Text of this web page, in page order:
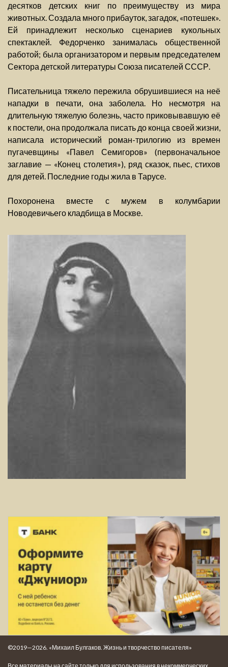
десятков детских книг по преимуществу из мира
животных. Создала много прибауток, загадок, «потешек».
Ей принадлежит несколько сценариев кукольных
спектаклей. Федорченко занималась общественной
работой; была организатором и первым председателем
Сектора детской литературы Союза писателей СССР.
Писательница тяжело пережила обрушившиеся на неё
нападки в печати, она заболела. Но несмотря на
длительную тяжелую болезнь, часто приковывавшую её
к постели, она продолжала писать до конца своей жизни,
написала исторический роман-трилогию из времен
пугачевщины «Павел Семигоров» (первоначальное
заглавие — «Конец столетия»), ряд сказок, пьес, стихов
для детей. Последние годы жила в Тарусе.
Похоронена вместе с мужем в колумбарии
Новодевичьего кладбища в Москве.
©2019—2026. «Михаил Булгаков. Жизнь и творчество писателя»